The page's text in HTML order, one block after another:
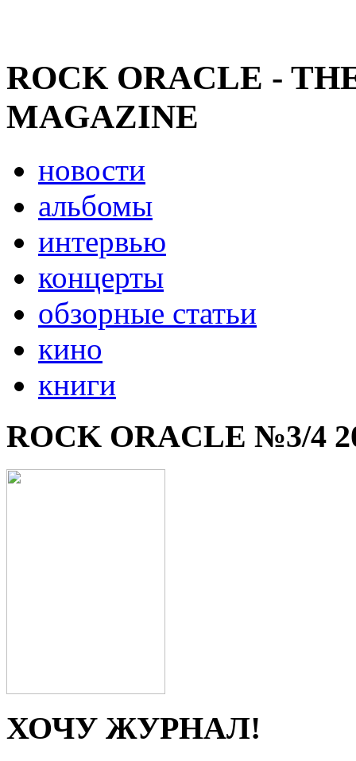
ROCK ORACLE -
MAGAZINE
новости
альбомы
интервью
концерты
обзорные статьи
кино
книги
ROCK ORACLE №3/4
ХОЧУ ЖУРНАЛ!